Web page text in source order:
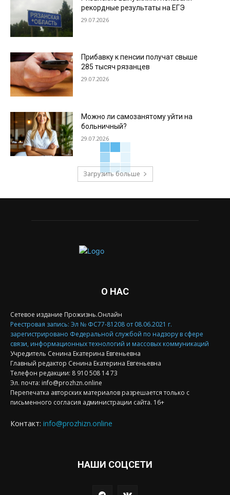
рекордные результаты на ЕГЭ
29.07.2026
Прибавку к пенсии получат свыше
285 тысяч рязанцев
29.07.2026
Можно ли самозанятому уйти на
больничный?
29.07.2026
Загрузить больше
О НАС
Сетевое издание Прожизнь.Онлайн
Реестровая запись: Эл № ФС77-81208 от 08.06.2021 г.
зарегистрировано Федеральной службой по надзору в сфере
связи, информационных технологий и массовых коммуникаций
Учредитель Сенина Екатерина Евгеньевна
Главный редактор Сенина Екатерина Евгеньевна
Телефон редакции: 8 910 508 14 73
Эл. почта: info@prozhzn.online
Перепечатка авторских материалов разрешается только с
письменного согласия администрации сайта. 16+
Контакт: info@prozhizn.online
НАШИ СОЦСЕТИ